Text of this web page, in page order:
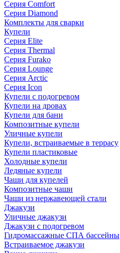
Серия Comfort
Серия Diamond
Комплекты для сварки
Купели
Серия Elite
Серия Thermal
Серия Furako
Серия Lounge
Серия Arctic
Серия Icon
Купели с подогревом
Купели на дровах
Купели для бани
Композитные купели
Уличные купели
Купели, встраиваемые в террасу
Купели пластиковые
Холодные купели
Ледяные купели
Чаши для купелей
Композитные чаши
Чаши из нержавеющей стали
Джакузи
Уличные джакузи
Джакузи с подогревом
Гидромассажные СПА бассейны
Встраиваемое джакузи